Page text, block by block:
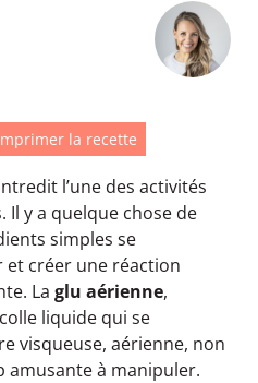
la recette
l’une des activités
Il y a quelque chose de
simples se
créer une réaction
La glu aérienne,
colle liquide qui se
visqueuse, aérienne, non
amusante à manipuler.